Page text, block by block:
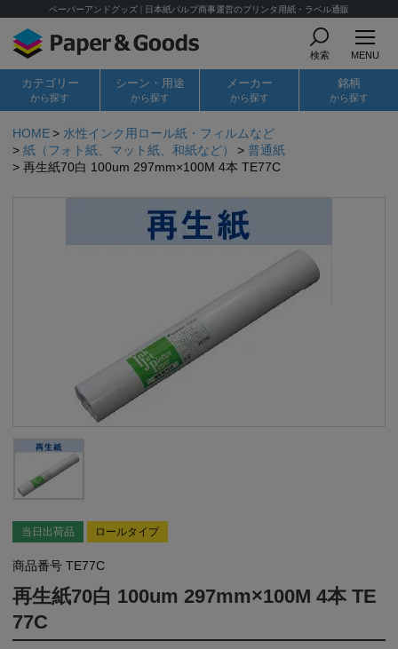
ペーパーアンドグッズ | 日本紙パルプ商事運営のプリンタ用紙・ラベル通販
検索 MENU
カテゴリー
から探す
シーン・用途
から探す
メーカー
から探す
銘柄
から探す
HOME
水性インク用ロール紙・フィルムなど
紙（フォト紙、マット紙、和紙など）
普通紙
再生紙70白 100um 297mm×100M 4本 TE77C
当日出荷品 ロールタイプ
商品番号 TE77C
再生紙70白 100um 297mm×100M 4本 TE
77C